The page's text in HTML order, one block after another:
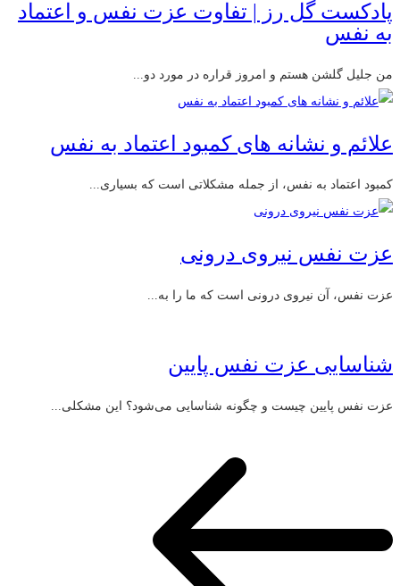
پادکست گل رز | تفاوت عزت نفس و اعتماد
به نفس
من جلیل گلشن هستم و امروز قراره در مورد دو...
علائم و نشانه‌ های کمبود اعتماد به نفس
کمبود اعتماد به نفس، از جمله مشکلاتی است که بسیاری...
عزت نفس نیروی درونی
عزت نفس، آن نیروی درونی است که ما را به...
شناسایی عزت نفس پایین
عزت نفس پایین چیست و چگونه شناسایی می‌شود؟ این مشکلی...